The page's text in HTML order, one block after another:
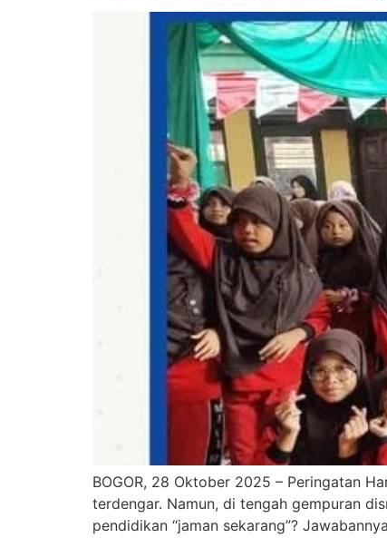
BOGOR, 28 Oktober 2025 – Peringatan
terdengar. Namun, di tengah gempuran
pendidikan “jaman sekarang”?